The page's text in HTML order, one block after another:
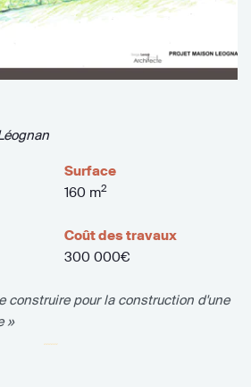
Surface
160 m2
Coût des travaux
300 000€
construire pour la construction d'une
»